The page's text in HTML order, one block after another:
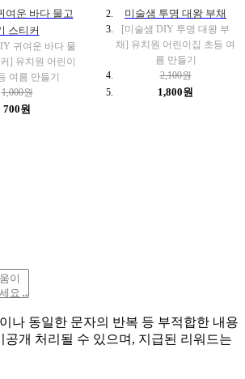
여운 바다 물고
스티커
귀여운 바다 물
] 유치원 어린이
여름 만들기
1,000원
700원
미술샘 투명 대왕 부채
[미술샘 DIY 투명 대왕 부
채] 유치원 어린이집 초등 여
름 만들기
2,100원
1,800원
나 동일한 문자의 반복 등 부적합한 내용
공개 처리될 수 있으며, 지급된 리워드는